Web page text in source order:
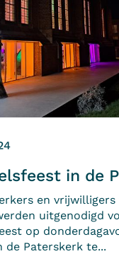
in de
en vrijwilligers
uitgenodigd
op
de Paterskerk te...